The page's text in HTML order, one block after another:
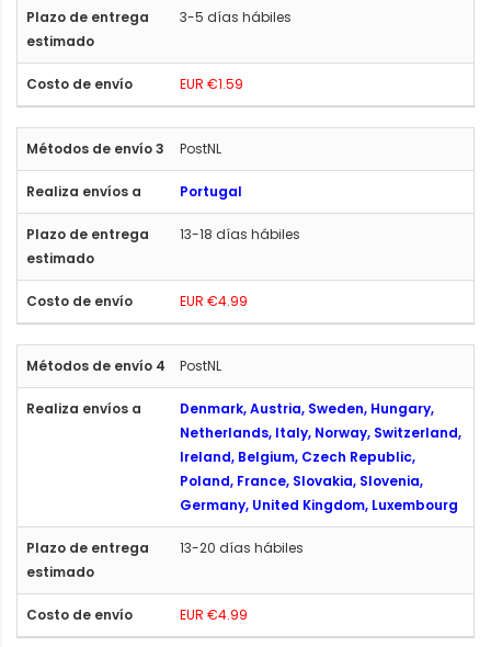
3-5 días hábiles
EUR €1.59
PostNL
Portugal
13-18 días hábiles
EUR €4.99
PostNL
Denmark, Austria, Sweden, Hungary,
Netherlands, Italy, Norway, Switzerland,
Ireland, Belgium, Czech Republic,
Poland, France, Slovakia, Slovenia,
Germany, United Kingdom, Luxembourg
13-20 días hábiles
EUR €4.99